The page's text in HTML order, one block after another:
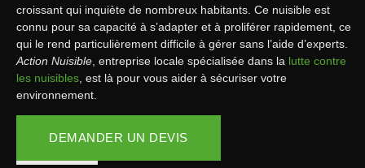
croissant qui inquiète de nombreux habitants. Ce nuisible est
connu pour sa capacité à s’adapter et à proliférer rapidement, ce
qui le rend particulièrement difficile à gérer sans l’aide d’experts.
Action Nuisible , entreprise locale spécialisée dans la lutte contre
les nuisibles , est là pour vous aider à sécuriser votre
environnement.
DEMANDER UN DEVIS